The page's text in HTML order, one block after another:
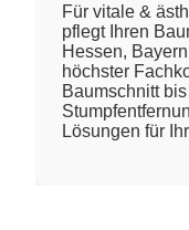
Für vitale &
pflegt Ihren
Hessen,
höchster
Baumschnitt
Lösungen für